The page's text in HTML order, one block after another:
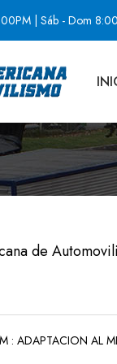
| Sáb - Dom
MEDIO 4
de
: ADAPTACION AL